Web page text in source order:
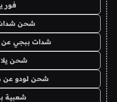
فور
شحن
شدات ببجي عن
شحن يلا
شحن لودو عن
شعبية